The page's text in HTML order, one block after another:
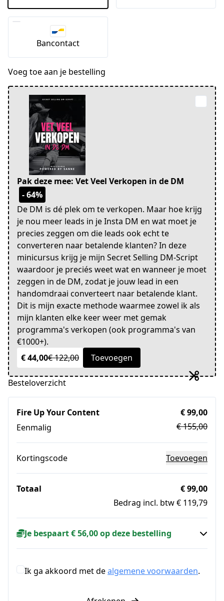
Bancontact
Voeg toe aan je bestelling
Pak deze mee: Vet Veel Verkopen in de DM
- 64%
De DM is dé plek om te verkopen. Maar hoe krijg
je nou meer leads in je Insta DM en wat moet je
precies zeggen om die leads ook echt te
converteren naar betalende klanten? In deze
minicursus krijg je mijn Secret Selling DM-Script
waardoor je preciés weet wat en wanneer je moet
zeggen in de DM, zodat je jouw lead in een
handomdraai converteert naar betalende klant.
Dit is mijn exacte methode waarmee zowel ik als
mijn klanten elke keer weer met gemak
programma's verkopen (ook programma's van
€1000+).
€ 44,00€ 122,00 Toevoegen
Besteloverzicht
Fire Up Your Content
Eenmalig
€ 99,00
€ 155,00
Kortingscode Toevoegen
Totaal
€ 99,00
Bedrag incl. btw € 119,79
Je bespaart € 56,00 op deze bestelling
Ik ga akkoord met dealgemene voorwaarden.